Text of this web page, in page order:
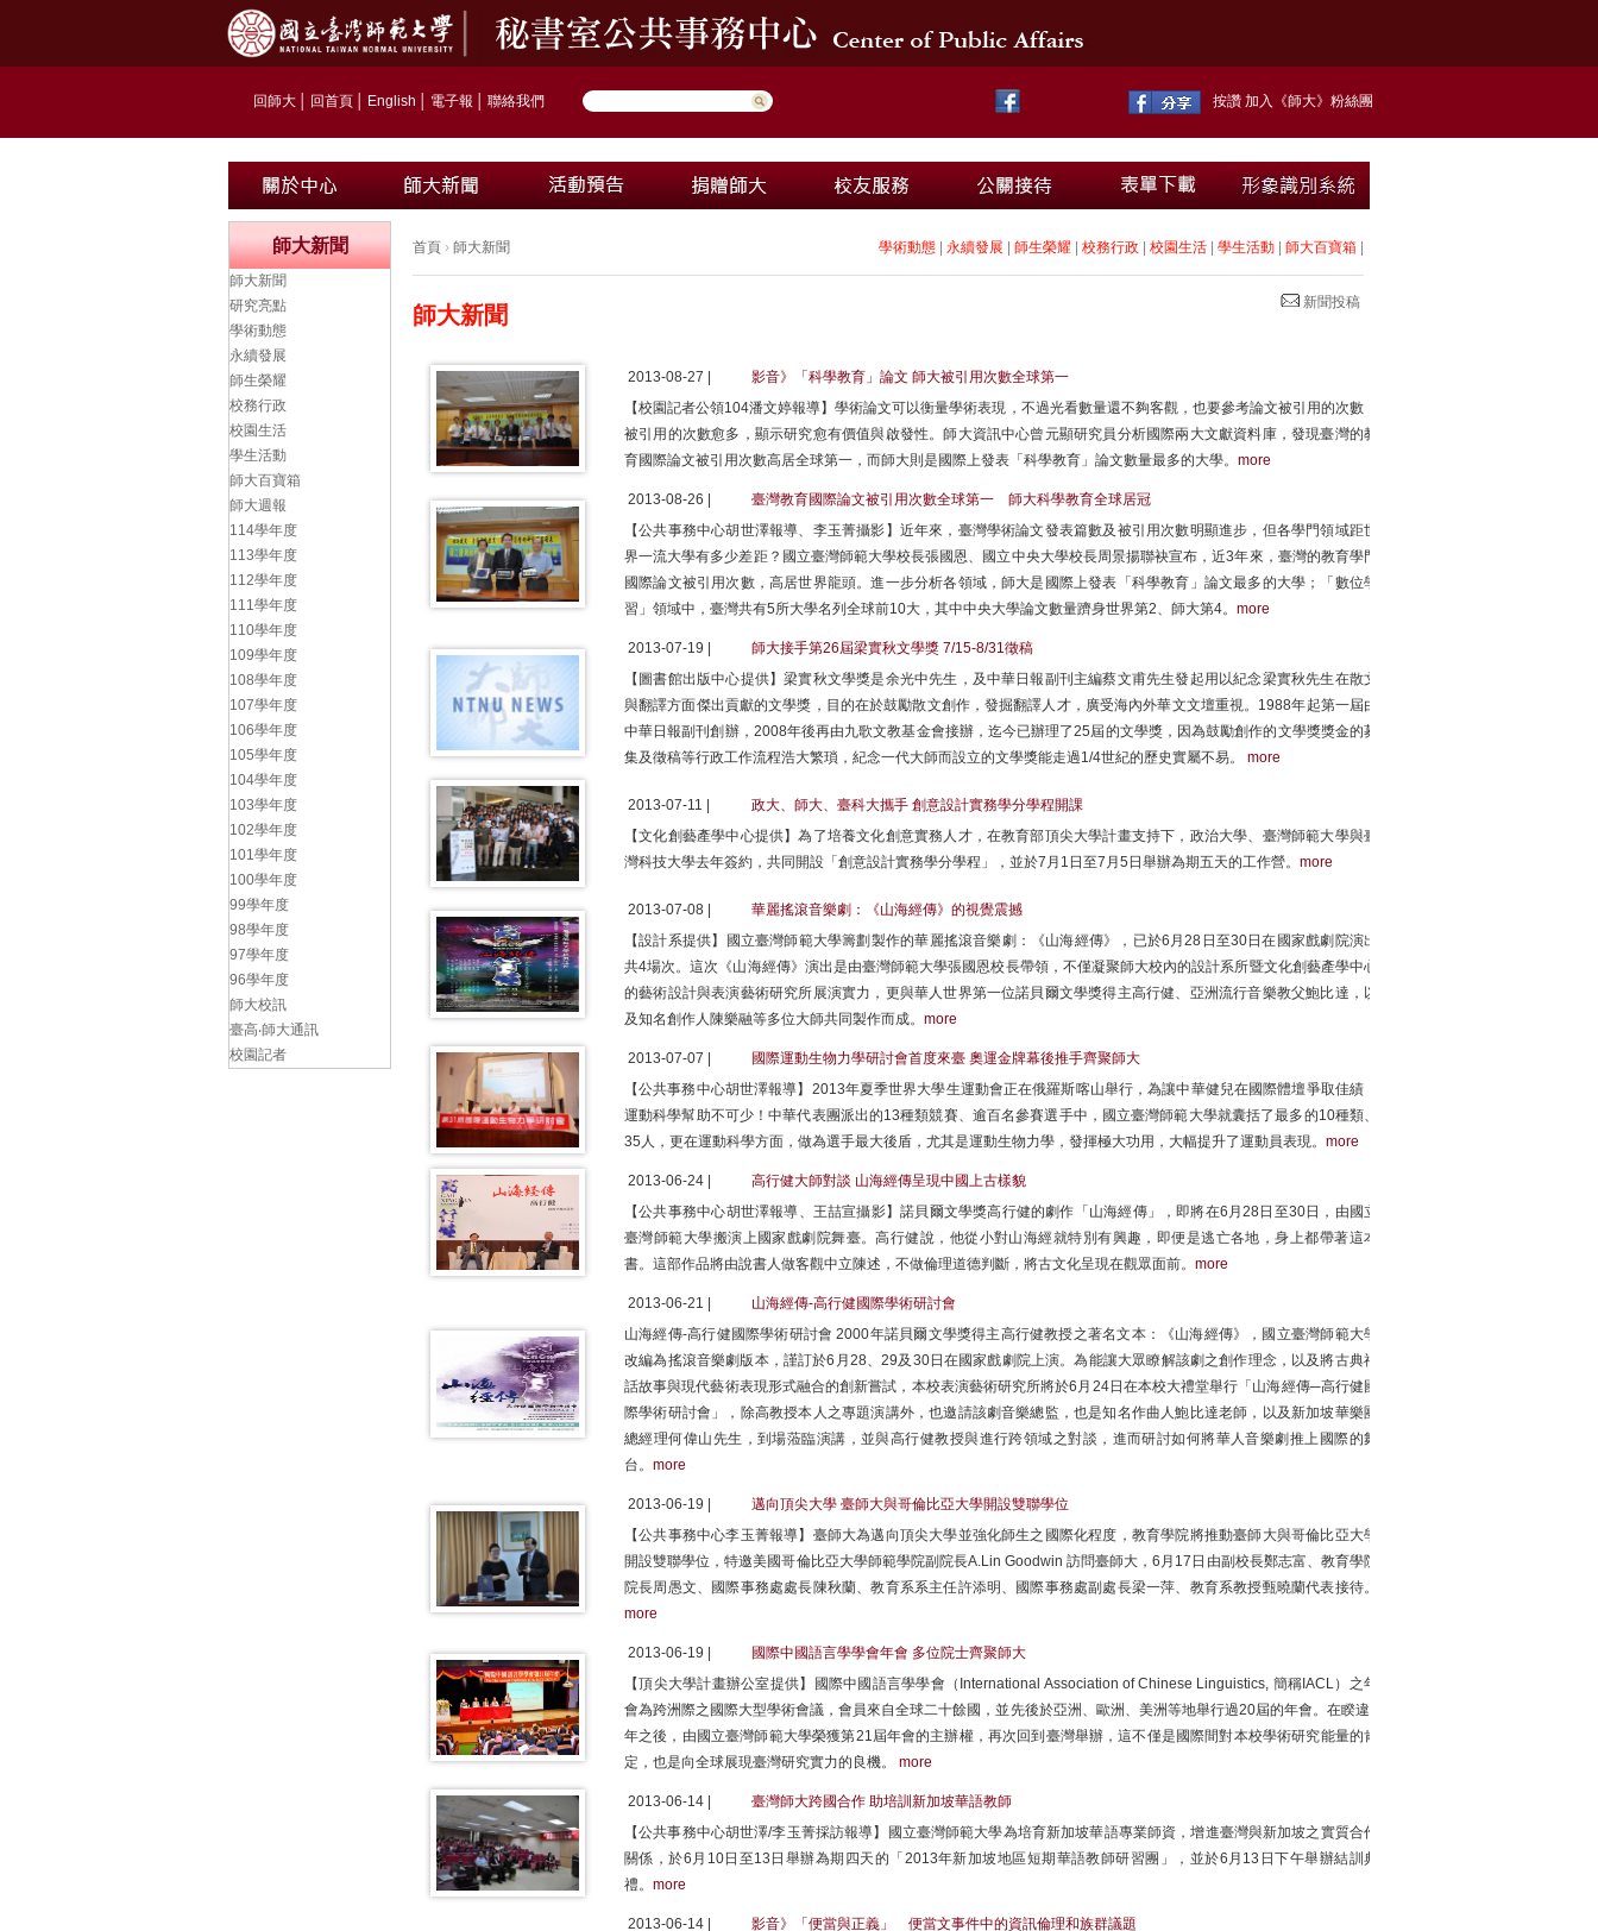
回師大 回首頁 English 電子報 聯絡我們 按讚 加入《師大》粉絲團
首頁 › 師大新聞 學術動態 永續發展 師生榮耀 校務行政 校園生活 學生活動 師大百寶箱
新聞投稿
師大新聞
2013-08-27 |
影音》「科學教育」論文 師大被引用次數全球第一
【校園記者公領104潘文婷報導】學術論文可以衡量學術表現，不過光看數量還不夠客觀，也要參考論文被引用的次數，
被引用的次數愈多，顯示研究愈有價值與啟發性。師大資訊中心曾元顯研究員分析國際兩大文獻資料庫，發現臺灣的教
育國際論文被引用次數高居全球第一，而師大則是國際上發表「科學教育」論文數量最多的大學。 more
2013-08-26 |
臺灣教育國際論文被引用次數全球第一 師大科學教育全球居冠
【公共事務中心胡世澤報導、李玉菁攝影】近年來，臺灣學術論文發表篇數及被引用次數明顯進步，但各學門領域距世
界一流大學有多少差距？國立臺灣師範大學校長張國恩、國立中央大學校長周景揚聯袂宣布，近3年來，臺灣的教育學門
國際論文被引用次數，高居世界龍頭。進一步分析各領域，師大是國際上發表「科學教育」論文最多的大學；「數位學
習」領域中，臺灣共有5所大學名列全球前10大，其中中央大學論文數量躋身世界第2、師大第4。 more
2013-07-19 |
師大接手第26屆梁實秋文學獎 7/15-8/31徵稿
【圖書館出版中心提供】梁實秋文學獎是余光中先生，及中華日報副刊主編蔡文甫先生發起用以紀念梁實秋先生在散文
與翻譯方面傑出貢獻的文學獎，目的在於鼓勵散文創作，發掘翻譯人才，廣受海內外華文文壇重視。1988年起第一屆由
中華日報副刊創辦，2008年後再由九歌文教基金會接辦，迄今已辦理了25屆的文學獎，因為鼓勵創作的文學獎獎金的募
集及徵稿等行政工作流程浩大繁瑣，紀念一代大師而設立的文學獎能走過1/4世紀的歷史實屬不易。 more
2013-07-11 |
政大、師大、臺科大攜手 創意設計實務學分學程開課
【文化創藝產學中心提供】為了培養文化創意實務人才，在教育部頂尖大學計畫支持下，政治大學、臺灣師範大學與臺
灣科技大學去年簽約，共同開設「創意設計實務學分學程」，並於7月1日至7月5日舉辦為期五天的工作營。 more
2013-07-08 |
華麗搖滾音樂劇：《山海經傳》的視覺震撼
【設計系提供】國立臺灣師範大學籌劃製作的華麗搖滾音樂劇：《山海經傳》，已於6月28日至30日在國家戲劇院演出
共4場次。這次《山海經傳》演出是由臺灣師範大學張國恩校長帶領，不僅凝聚師大校內的設計系所暨文化創藝產學中心
的藝術設計與表演藝術研究所展演實力，更與華人世界第一位諾貝爾文學獎得主高行健、亞洲流行音樂教父鮑比達，以
及知名創作人陳樂融等多位大師共同製作而成。 more
2013-07-07 |
國際運動生物力學研討會首度來臺 奧運金牌幕後推手齊聚師大
【公共事務中心胡世澤報導】2013年夏季世界大學生運動會正在俄羅斯喀山舉行，為讓中華健兒在國際體壇爭取佳績，
運動科學幫助不可少！中華代表團派出的13種類競賽、逾百名參賽選手中，國立臺灣師範大學就囊括了最多的10種類、
35人，更在運動科學方面，做為選手最大後盾，尤其是運動生物力學，發揮極大功用，大幅提升了運動員表現。 more
2013-06-24 |
高行健大師對談 山海經傳呈現中國上古樣貌
【公共事務中心胡世澤報導、王喆宣攝影】諾貝爾文學獎高行健的劇作「山海經傳」，即將在6月28日至30日，由國立
臺灣師範大學搬演上國家戲劇院舞臺。高行健說，他從小對山海經就特別有興趣，即便是逃亡各地，身上都帶著這本
書。這部作品將由說書人做客觀中立陳述，不做倫理道德判斷，將古文化呈現在觀眾面前。 more
2013-06-21 |
山海經傳-高行健國際學術研討會
山海經傳-高行健國際學術研討會 2000年諾貝爾文學獎得主高行健教授之著名文本：《山海經傳》，國立臺灣師範大學
改編為搖滾音樂劇版本，謹訂於6月28、29及30日在國家戲劇院上演。為能讓大眾瞭解該劇之創作理念，以及將古典神
話故事與現代藝術表現形式融合的創新嘗試，本校表演藝術研究所將於6月24日在本校大禮堂舉行「山海經傳─高行健國
際學術研討會」，除高教授本人之專題演講外，也邀請該劇音樂總監，也是知名作曲人鮑比達老師，以及新加坡華樂團
總經理何偉山先生，到場蒞臨演講，並與高行健教授與進行跨領域之對談，進而研討如何將華人音樂劇推上國際的舞
台。 more
2013-06-19 |
邁向頂尖大學 臺師大與哥倫比亞大學開設雙聯學位
【公共事務中心李玉菁報導】臺師大為邁向頂尖大學並強化師生之國際化程度，教育學院將推動臺師大與哥倫比亞大學
開設雙聯學位，特邀美國哥倫比亞大學師範學院副院長A.Lin Goodwin 訪問臺師大，6月17日由副校長鄭志富、教育學院
院長周愚文、國際事務處處長陳秋蘭、教育系系主任許添明、國際事務處副處長梁一萍、教育系教授甄曉蘭代表接待。
more
2013-06-19 |
國際中國語言學學會年會 多位院士齊聚師大
【頂尖大學計畫辦公室提供】國際中國語言學學會（International Association of Chinese Linguistics, 簡稱IACL）之年
會為跨洲際之國際大型學術會議，會員來自全球二十餘國，並先後於亞洲、歐洲、美洲等地舉行過20屆的年會。在睽違7
年之後，由國立臺灣師範大學榮獲第21屆年會的主辦權，再次回到臺灣舉辦，這不僅是國際間對本校學術研究能量的肯
定，也是向全球展現臺灣研究實力的良機。 more
2013-06-14 |
臺灣師大跨國合作 助培訓新加坡華語教師
【公共事務中心胡世澤/李玉菁採訪報導】國立臺灣師範大學為培育新加坡華語專業師資，增進臺灣與新加坡之實質合作
關係，於6月10日至13日舉辦為期四天的「2013年新加坡地區短期華語教師研習團」，並於6月13日下午舉辦結訓典
禮。 more
2013-06-14 |
影音》「便當與正義」 便當文事件中的資訊倫理和族群議題
師大新聞
師大新聞
研究亮點
學術動態
永續發展
師生榮耀
校務行政
校園生活
學生活動
師大百寶箱
師大週報
114學年度
113學年度
112學年度
111學年度
110學年度
109學年度
108學年度
107學年度
106學年度
105學年度
104學年度
103學年度
102學年度
101學年度
100學年度
99學年度
98學年度
97學年度
96學年度
師大校訊
臺高‧師大通訊
校園記者